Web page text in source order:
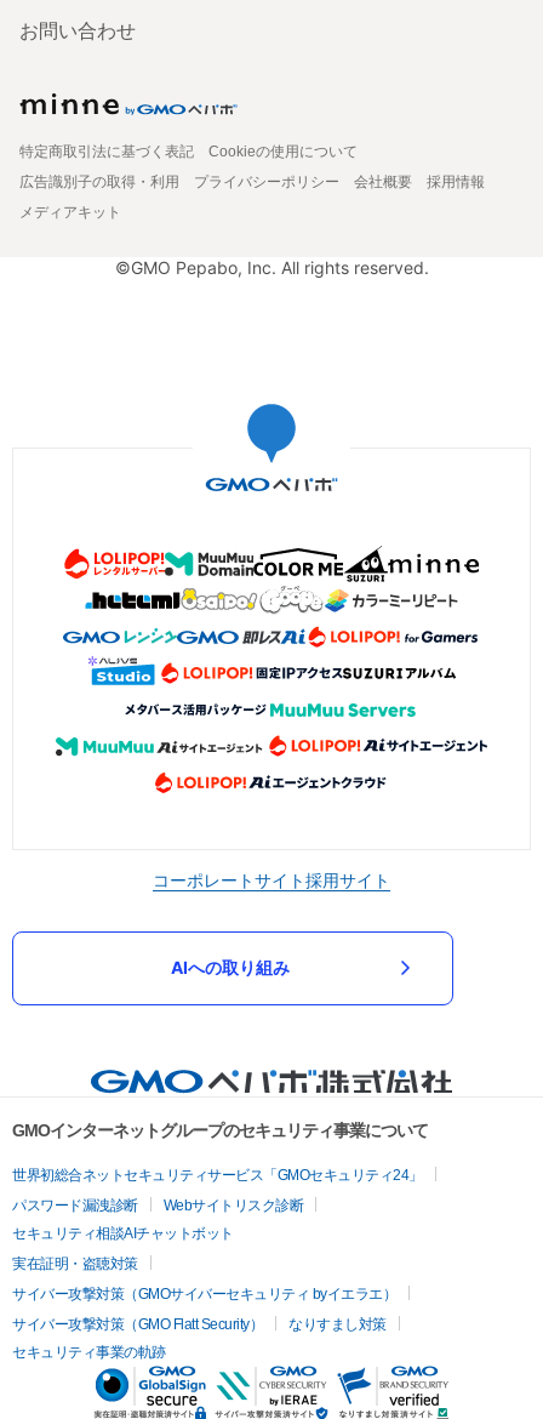
お問い合わせ
特定商取引法に基づく表記
Cookieの使用について
広告識別子の取得・利用
プライバシーポリシー 会社概要
採用情報
メディアキット
©GMO Pepabo, Inc. All rights reserved.
コーポレートサイト採用サイト
AIへの取り組み
GMOインターネットグループのセキュリティ事業について
世界初総合ネットセキュリティサービス「GMOセキュリティ24」
パスワード漏洩診断
Webサイトリスク診断
セキュリティ相談AIチャットボット
実在証明・盗聴対策
サイバー攻撃対策（GMOサイバーセキュリティ byイエラエ）
サイバー攻撃対策（GMO Flatt Security）
なりすまし対策
セキュリティ事業の軌跡